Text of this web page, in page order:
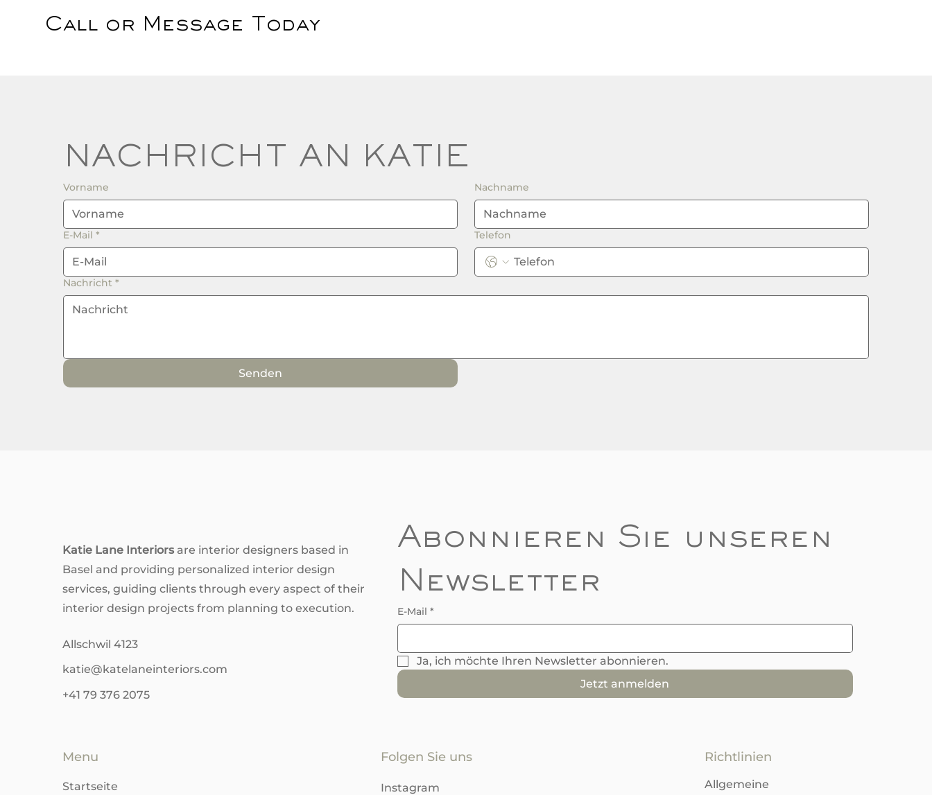
Call or Message Today
NACHRICHT AN KATIE
Vorname Nachname
E-Mail * Telefon
Nachricht *
Senden
Katie Lane Interiors are interior designers based in
Basel and providing personalized interior design
services, guiding clients through every aspect of their
interior design projects from planning to execution.
Allschwil 4123
katie@katelaneinteriors.com
+41 79 376 2075
Abonnieren Sie unseren
Newsletter
E-Mail *
Ja, ich möchte Ihren Newsletter abonnieren.
Jetzt anmelden
Menu
Startseite
Folgen Sie uns
Instagram
Richtlinien
Allgemeine